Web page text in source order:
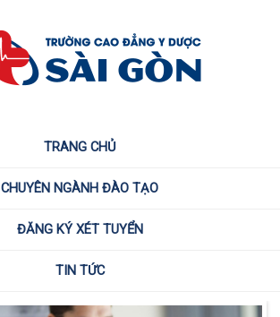
TRANG CHỦ
CHUYÊN NGÀNH ĐÀO TẠO
ĐĂNG KÝ XÉT TUYỂN
TIN TỨC